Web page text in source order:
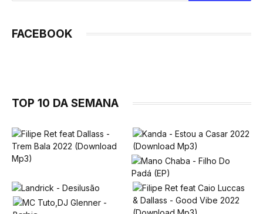
FACEBOOK
TOP 10 DA SEMANA